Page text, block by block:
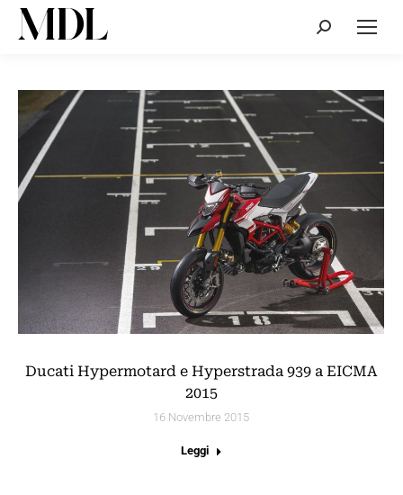
Cerca:
Ducati Hypermotard e Hyperstrada 939 a EICMA
2015
16 Novembre 2015
Leggi